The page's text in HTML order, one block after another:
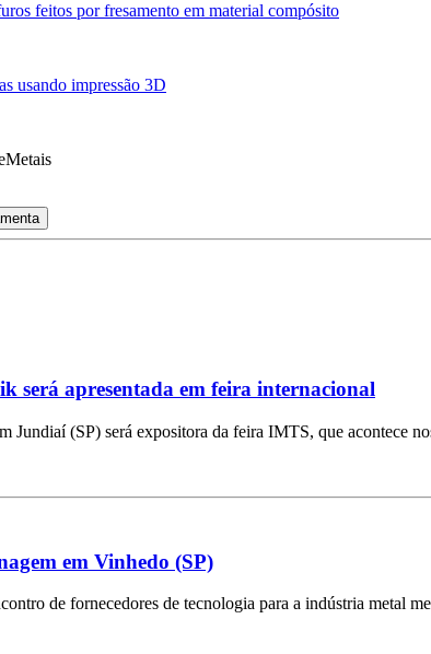
feitos por fresamento em material compósito
usando impressão 3D
será apresentada em feira internacional
Jundiaí (SP) será expositora da feira IMTS, que acontece
em Vinhedo (SP)
de fornecedores de tecnologia para a indústria metal